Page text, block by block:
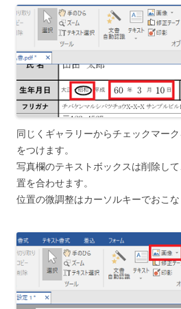
同じくギャラリーからチェックマー
をつけます。
写真欄のテキストボックスは削除し
置を合わせます。
位置の微調整はカーソルキーでおこな